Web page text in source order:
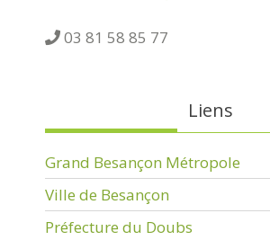
03 81 58 85 77
Liens
Grand Besançon Métropole
Ville de Besançon
Préfecture du Doubs